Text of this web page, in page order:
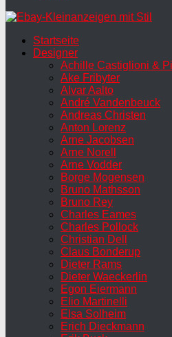
Startseite
Designer
Achille Castiglioni &
Ake Fribyter
Alvar Aalto
André Vandenbeuck
Andreas Christen
Anton Lorenz
Arne Jacobsen
Arne Norell
Arne Vodder
Borge Mogensen
Bruno Mathsson
Bruno Rey
Charles Eames
Charles Pollock
Christian Dell
Claus Bonderup
Dieter Rams
Dieter Waeckerlin
Egon Eiermann
Elio Martinelli
Elsa Solheim
Erich Dieckmann